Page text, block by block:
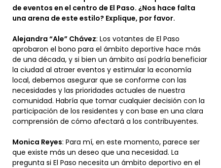
de eventos en el centro de El Paso. ¿Nos hace falta
una arena de este estilo? Explique, por favor.
Alejandra “Ale” Chávez: Los votantes de El Paso
aprobaron el bono para el ámbito deportive hace más
de una década, y si bien un ámbito así podría beneficiar
la ciudad al atraer eventos y estimular la economía
local, debemos asegurar que se conforme con las
necesidades y las prioridades actuales de nuestra
comunidad. Habría que tomar cualquier decisión con la
participación de los residentes y con base en una clara
comprensión de cómo afectará a los contribuyentes.
Monica Reyes: Para mí, en este momento, parece ser
que existe más un deseo que una necesidad. La
pregunta si El Paso necesita un ámbito deportivo en el